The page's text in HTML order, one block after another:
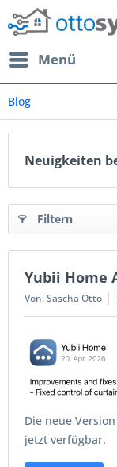
Menü
Blog
Neuigkeiten
Filtern
Yubii Home
Von: Sascha Otto
Die neue
jetzt verfügbar.